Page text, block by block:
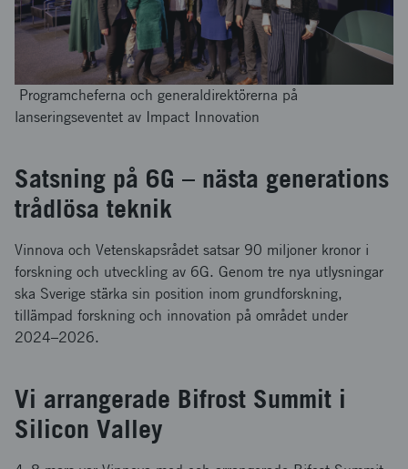
Programcheferna och generaldirektörerna på
lanseringseventet av Impact Innovation
Satsning på 6G – nästa generations
trådlösa teknik
Vinnova och Vetenskapsrådet satsar 90 miljoner kronor i
forskning och utveckling av 6G. Genom tre nya utlysningar
ska Sverige stärka sin position inom grundforskning,
tillämpad forskning och innovation på området under
2024–2026.
Vi arrangerade Bifrost Summit i
Silicon Valley